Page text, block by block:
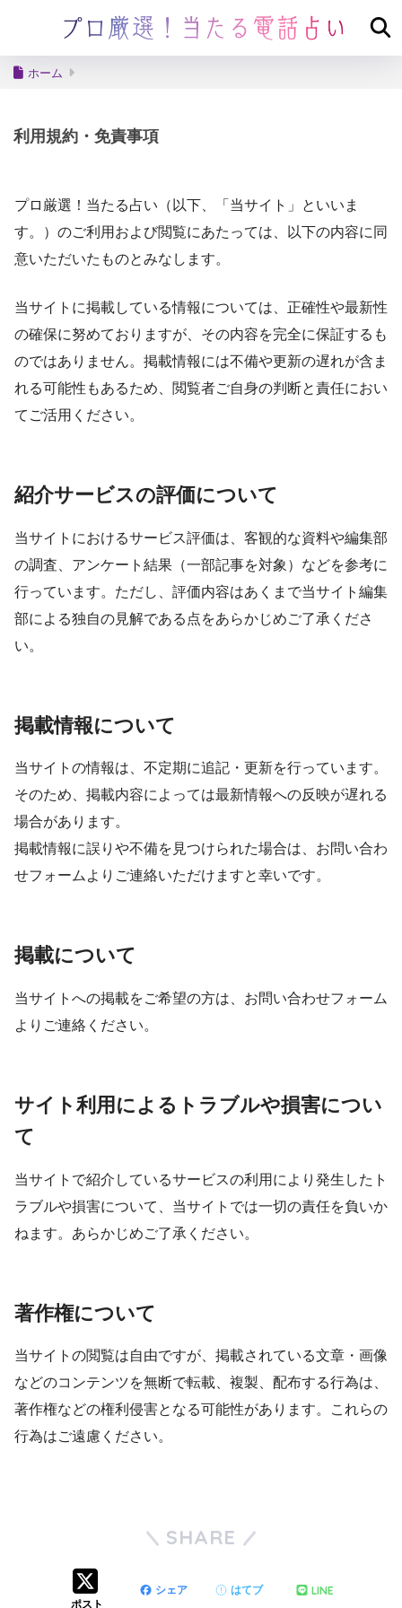
ホーム
利用規約・免責事項
プロ厳選！当たる占い（以下、「当サイト」といいま
す。）のご利用および閲覧にあたっては、以下の内容に同
意いただいたものとみなします。
当サイトに掲載している情報については、正確性や最新性
の確保に努めておりますが、その内容を完全に保証するも
のではありません。掲載情報には不備や更新の遅れが含ま
れる可能性もあるため、閲覧者ご自身の判断と責任におい
てご活用ください。
紹介サービスの評価について
当サイトにおけるサービス評価は、客観的な資料や編集部
の調査、アンケート結果（一部記事を対象）などを参考に
行っています。ただし、評価内容はあくまで当サイト編集
部による独自の見解である点をあらかじめご了承くださ
い。
掲載情報について
当サイトの情報は、不定期に追記・更新を行っています。
そのため、掲載内容によっては最新情報への反映が遅れる
場合があります。
掲載情報に誤りや不備を見つけられた場合は、お問い合わ
せフォームよりご連絡いただけますと幸いです。
掲載について
当サイトへの掲載をご希望の方は、お問い合わせフォーム
よりご連絡ください。
サイト利用によるトラブルや損害につい
て
当サイトで紹介しているサービスの利用により発生したト
ラブルや損害について、当サイトでは一切の責任を負いか
ねます。あらかじめご了承ください。
著作権について
当サイトの閲覧は自由ですが、掲載されている文章・画像
などのコンテンツを無断で転載、複製、配布する行為は、
著作権などの権利侵害となる可能性があります。これらの
行為はご遠慮ください。
SHARE
ポスト
シェア はてブ LINE